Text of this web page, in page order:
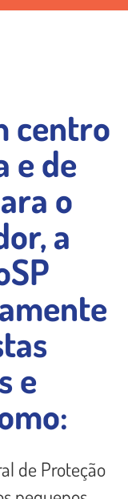
centro
e de
o
a
e
de Proteção